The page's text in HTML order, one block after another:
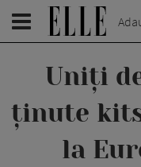
Uniți
ținute
la